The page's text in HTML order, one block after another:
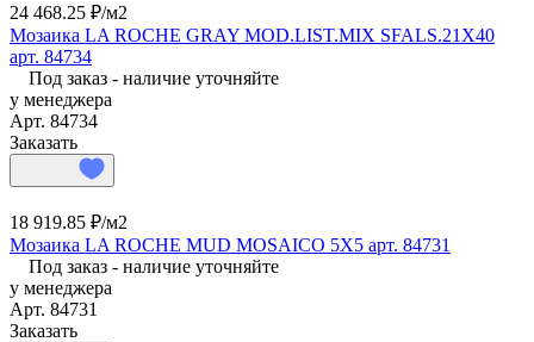
24 468.25 ₽/м2
Мозаика LA ROCHE GRAY MOD.LIST.MIX SFALS.21X40
арт. 84734
Под заказ - наличие уточняйте
у менеджера
Арт. 84734
Заказать
18 919.85 ₽/м2
Мозаика LA ROCHE MUD MOSAICO 5X5 арт. 84731
Под заказ - наличие уточняйте
у менеджера
Арт. 84731
Заказать